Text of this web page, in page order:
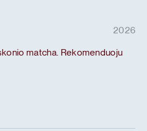
2026
matcha. Rekomenduoju